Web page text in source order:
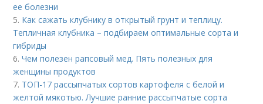
ее болезни
5. Как сажать клубнику в открытый грунт и теплицу.
Тепличная клубника – подбираем оптимальные сорта и
гибриды
6.Чем полезен рапсовый мед. Пять полезных для
женщины продуктов
7. ТОП-17 рассыпчатых сортов картофеля с белой и
желтой мякотью. Лучшие ранние рассыпчатые сорта